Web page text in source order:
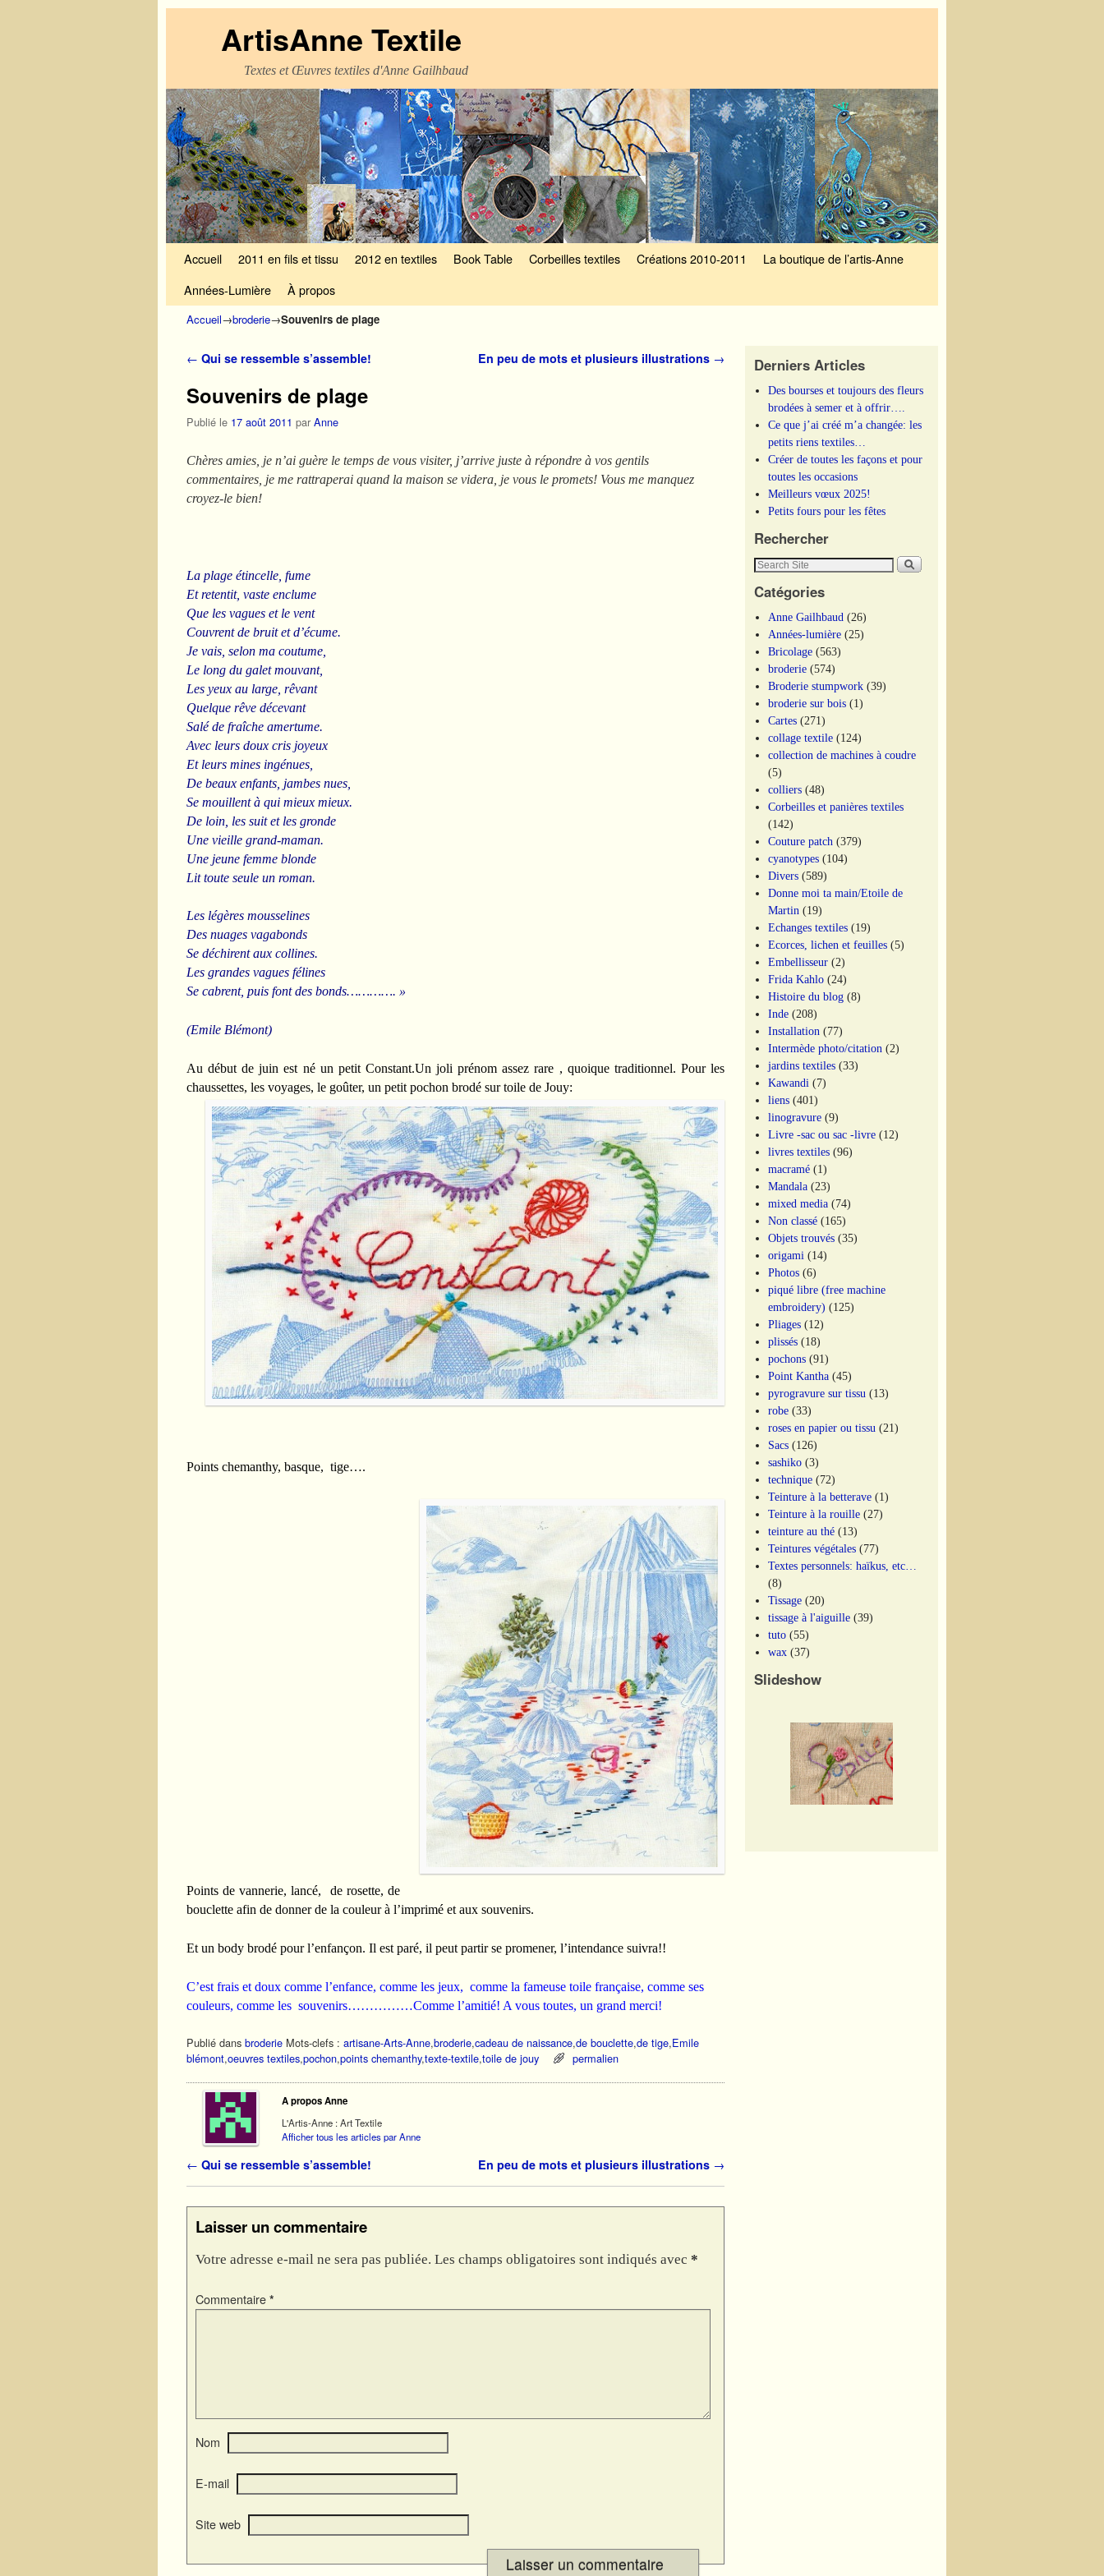
ArtisAnne Textile
Textes et Œuvres textiles d'Anne Gailhbaud
Accueil 2011 en fils et tissu 2012 en textiles Book Table Corbeilles textiles Créations 2010-2011
La boutique de l’artis-Anne
Années-Lumière
À propos
Accueil→broderie→Souvenirs de plage
Navigation des articles
← Qui se ressemble s’assemble! En peu de mots et plusieurs illustrations →
Souvenirs de plage
Publié le 17 août 2011 par Anne
Chères amies, je n’ai guère le temps de vous visiter, j’arrive juste à répondre à vos gentils
commentaires, je me rattraperai quand la maison se videra, je vous le promets! Vous me manquez
croyez-le bien!
La plage étincelle, fume
Et retentit, vaste enclume
Que les vagues et le vent
Couvrent de bruit et d’écume.
Je vais, selon ma coutume,
Le long du galet mouvant,
Les yeux au large, rêvant
Quelque rêve décevant
Salé de fraîche amertume.
Avec leurs doux cris joyeux
Et leurs mines ingénues,
De beaux enfants, jambes nues,
Se mouillent à qui mieux mieux.
De loin, les suit et les gronde
Une vieille grand-maman.
Une jeune femme blonde
Lit toute seule un roman.
Les légères mousselines
Des nuages vagabonds
Se déchirent aux collines.
Les grandes vagues félines
Se cabrent, puis font des bonds…………. »
(Emile Blémont)
Au début de juin est né un petit Constant.Un joli prénom assez rare , quoique traditionnel. Pour les
chaussettes, les voyages, le goûter, un petit pochon brodé sur toile de Jouy:
Points chemanthy, basque, tige….
Points de vannerie, lancé, de rosette, de
bouclette afin de donner de la couleur à l’imprimé et aux souvenirs.
Et un body brodé pour l’enfançon. Il est paré, il peut partir se promener, l’intendance suivra!!
C’est frais et doux comme l’enfance, comme les jeux, comme la fameuse toile française, comme ses
couleurs, comme les souvenirs……………Comme l’amitié! A vous toutes, un grand merci!
Publié dans broderie Mots-clefs : artisane-Arts-Anne,broderie,cadeau de naissance,de bouclette,de tige,Emile
blémont,oeuvres textiles,pochon,points chemanthy,texte-textile,toile de jouy permalien
A propos Anne
L'Artis-Anne : Art Textile
Afficher tous les articles par Anne
Navigation des articles
← Qui se ressemble s’assemble! En peu de mots et plusieurs illustrations →
Laisser un commentaire
Votre adresse e-mail ne sera pas publiée. Les champs obligatoires sont indiqués avec *
Commentaire *
Nom
E-mail
Site web
Derniers Articles
Des bourses et toujours des fleurs
brodées à semer et à offrir….
Ce que j’ai créé m’a changée: les
petits riens textiles…
Créer de toutes les façons et pour
toutes les occasions
Meilleurs vœux 2025!
Petits fours pour les fêtes
Rechercher
Catégories
Anne Gailhbaud (26)
Années-lumière (25)
Bricolage (563)
broderie (574)
Broderie stumpwork (39)
broderie sur bois (1)
Cartes (271)
collage textile (124)
collection de machines à coudre
(5)
colliers (48)
Corbeilles et panières textiles
(142)
Couture patch (379)
cyanotypes (104)
Divers (589)
Donne moi ta main/Etoile de
Martin (19)
Echanges textiles (19)
Ecorces, lichen et feuilles (5)
Embellisseur (2)
Frida Kahlo (24)
Histoire du blog (8)
Inde (208)
Installation (77)
Intermède photo/citation (2)
jardins textiles (33)
Kawandi (7)
liens (401)
linogravure (9)
Livre -sac ou sac -livre (12)
livres textiles (96)
macramé (1)
Mandala (23)
mixed media (74)
Non classé (165)
Objets trouvés (35)
origami (14)
Photos (6)
piqué libre (free machine
embroidery) (125)
Pliages (12)
plissés (18)
pochons (91)
Point Kantha (45)
pyrogravure sur tissu (13)
robe (33)
roses en papier ou tissu (21)
Sacs (126)
sashiko (3)
technique (72)
Teinture à la betterave (1)
Teinture à la rouille (27)
teinture au thé (13)
Teintures végétales (77)
Textes personnels: haïkus, etc…
(8)
Tissage (20)
tissage à l'aiguille (39)
tuto (55)
wax (37)
Slideshow